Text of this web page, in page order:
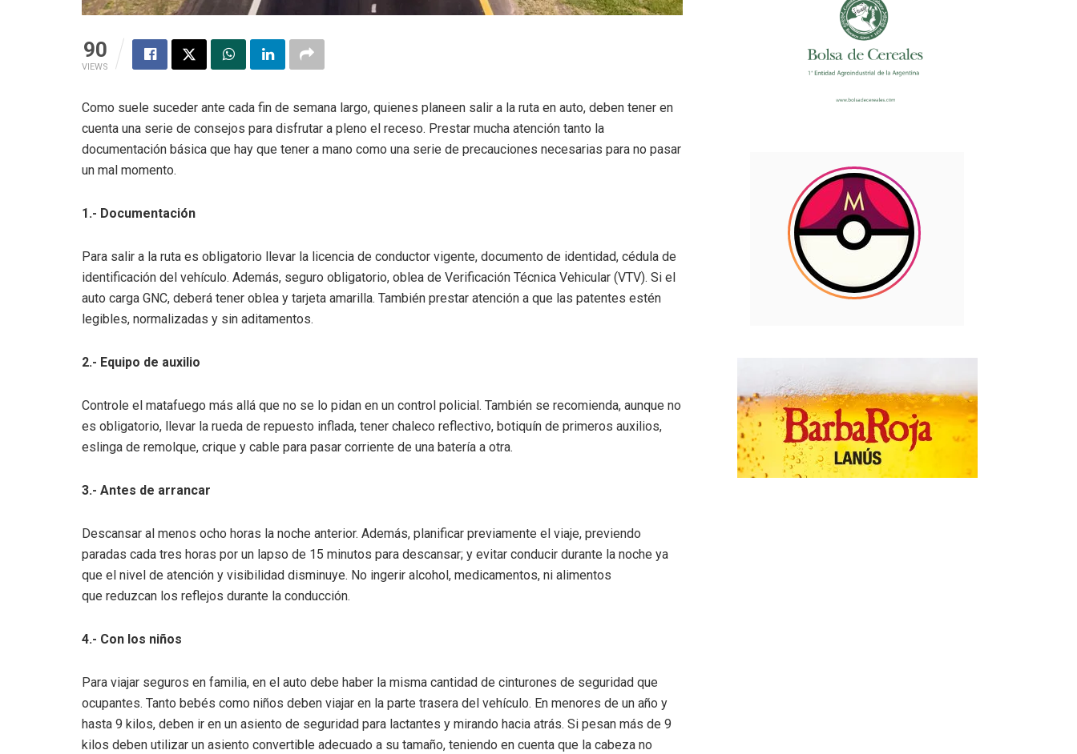
90
VIEWS
Como suele suceder ante cada fin de semana largo, quienes planeen salir a la ruta en auto, deben tener en
cuenta una serie de consejos para disfrutar a pleno el receso. Prestar mucha atención tanto la
documentación básica que hay que tener a mano como una serie de precauciones necesarias para no pasar
un mal momento.
1.- Documentación
Para salir a la ruta es obligatorio llevar la licencia de conductor vigente, documento de identidad, cédula de
identificación del vehículo. Además, seguro obligatorio, oblea de Verificación Técnica Vehicular (VTV). Si el
auto carga GNC, deberá tener oblea y tarjeta amarilla. También prestar atención a que las patentes estén
legibles, normalizadas y sin aditamentos.
2.- Equipo de auxilio
Controle el matafuego más allá que no se lo pidan en un control policial. También se recomienda, aunque no
es obligatorio, llevar la rueda de repuesto inflada, tener chaleco reflectivo, botiquín de primeros auxilios,
eslinga de remolque, crique y cable para pasar corriente de una batería a otra.
3.- Antes de arrancar
Descansar al menos ocho horas la noche anterior. Además, planificar previamente el viaje, previendo
paradas cada tres horas por un lapso de 15 minutos para descansar; y evitar conducir durante la noche ya
que el nivel de atención y visibilidad disminuye. No ingerir alcohol, medicamentos, ni alimentos
que reduzcan los reflejos durante la conducción.
4.- Con los niños
Para viajar seguros en familia, en el auto debe haber la misma cantidad de cinturones de seguridad que
ocupantes. Tanto bebés como niños deben viajar en la parte trasera del vehículo. En menores de un año y
hasta 9 kilos, deben ir en un asiento de seguridad para lactantes y mirando hacia atrás. Si pesan más de 9
kilos deben utilizar un asiento convertible adecuado a su tamaño, teniendo en cuenta que la cabeza no